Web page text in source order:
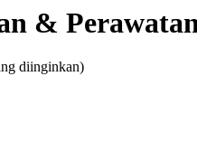
&
diinginkan)